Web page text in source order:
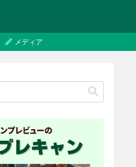
メディア